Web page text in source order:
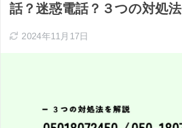
話？迷惑電話？３つの対処法
2024年11月17日